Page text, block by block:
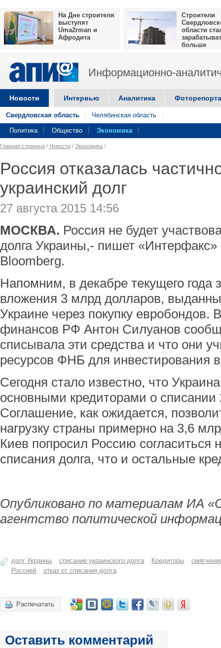
На Дне строителя
выступят
Uma2rman и
Афродита
Строители
области
больше
Информационно-
Новости Интервью Аналитика
Свердловская область Челябинская область
Политика Общество Экономика
Главная страница / Новости / Экономика /
Россия отказалась
украинский долг
27 августа 2015 14:56
МОСКВА. Россия не будет
долга Украины,- пишет «Интерфакс»
Bloomberg.
Напомним, в декабре текущего года
вложения 3 млрд долларов,
Украине через покупку евробондов.
финансов РФ Антон Силуанов
списывала эти средства и что они
ресурсов ФНБ для инвестирования
Сегодня стало известно, что
основными кредиторами о списании
Соглашение, как ожидается,
нагрузку страны примерно на 3,6
Киев попросил Россию согласиться
списания долга, что и остальные
Опубликовано по материалам ИА
агентство политической
долг Украины списание украинского долга Кредиторы
Россией
отказ от списания долга
Распечатать
Оставить комментарий